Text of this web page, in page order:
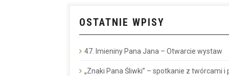
OSTATNIE WPISY
47. Imieniny Pana Jana – Otwarcie wystaw
„Znaki Pana Śliwki” – spotkanie z twórcami i